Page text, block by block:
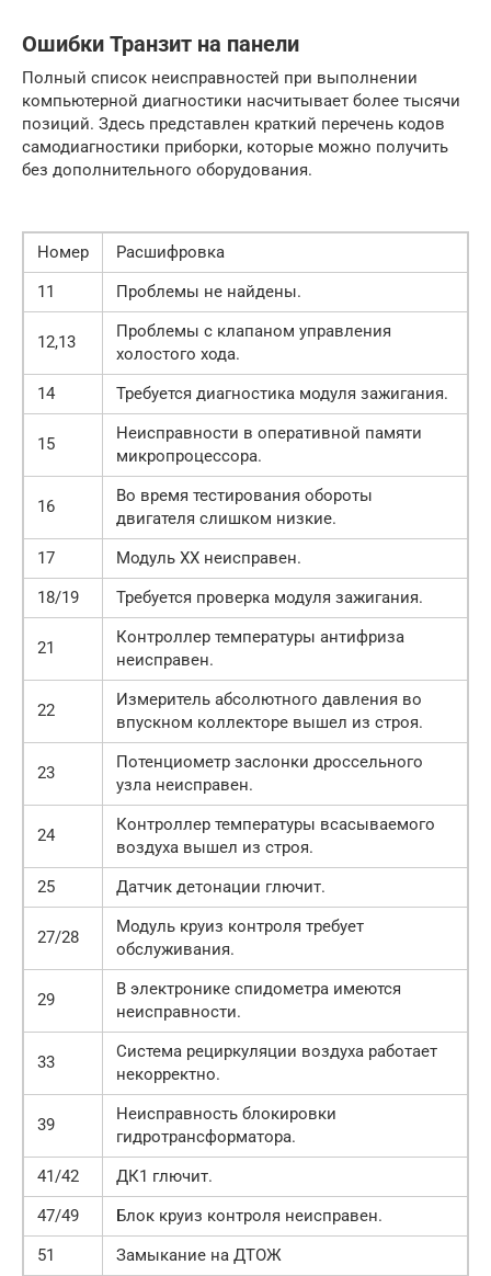
Ошибки Транзит на панели
Полный список неисправностей при выполнении
компьютерной диагностики насчитывает более тысячи
позиций. Здесь представлен краткий перечень кодов
самодиагностики приборки, которые можно получить
без дополнительного оборудования.
Номер
Расшифровка
11
Проблемы не найдены.
12,13
Проблемы с клапаном управления
холостого хода.
14
Требуется диагностика модуля зажигания.
15
Неисправности в оперативной памяти
микропроцессора.
16
Во время тестирования обороты
двигателя слишком низкие.
17
Модуль ХХ неисправен.
18/19
Требуется проверка модуля зажигания.
21
Контроллер температуры антифриза
неисправен.
22
Измеритель абсолютного давления во
впускном коллекторе вышел из строя.
23
Потенциометр заслонки дроссельного
узла неисправен.
24
Контроллер температуры всасываемого
воздуха вышел из строя.
25
Датчик детонации глючит.
27/28
Модуль круиз контроля требует
обслуживания.
29
В электронике спидометра имеются
неисправности.
33
Система рециркуляции воздуха работает
некорректно.
39
Неисправность блокировки
гидротрансформатора.
41/42
ДК1 глючит.
47/49
Блок круиз контроля неисправен.
51
Замыкание на ДТОЖ